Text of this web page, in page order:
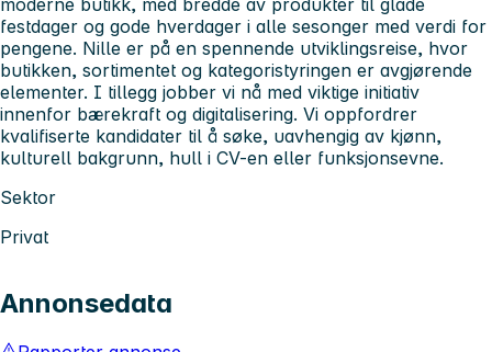
festdager og gode hverdager i alle sesonger med verdi for
pengene. Nille er på en spennende utviklingsreise, hvor
butikken, sortimentet og kategoristyringen er avgjørende
elementer. I tillegg jobber vi nå med viktige initiativ
innenfor bærekraft og digitalisering. Vi oppfordrer
kvalifiserte kandidater til å søke, uavhengig av kjønn,
kulturell bakgrunn, hull i CV-en eller funksjonsevne.
Sektor
Privat
Annonsedata